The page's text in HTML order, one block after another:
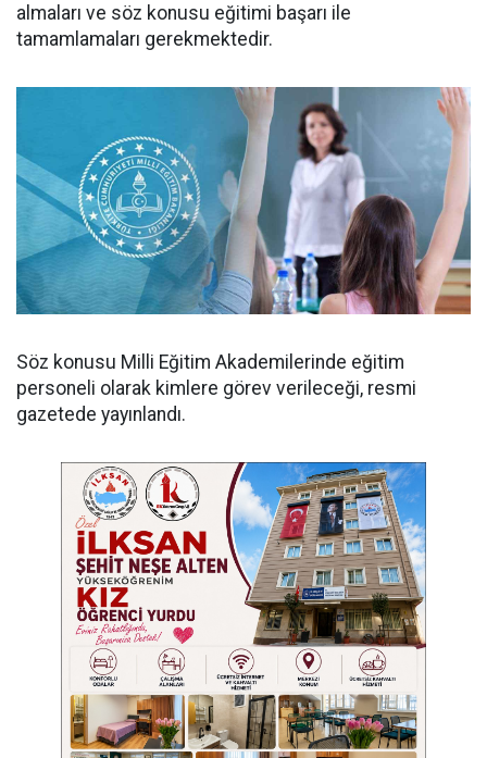
almaları ve söz konusu eğitimi başarı ile
tamamlamaları gerekmektedir.
Söz konusu Milli Eğitim Akademilerinde eğitim
personeli olarak kimlere görev verileceği, resmi
gazetede yayınlandı.